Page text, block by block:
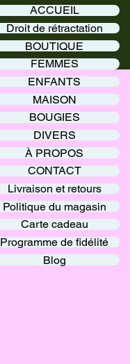
ACCUEIL
Droit de rétractation
BOUTIQUE
FEMMES
ENFANTS
MAISON
BOUGIES
DIVERS
À PROPOS
CONTACT
Livraison et retours
Politique du magasin
Carte cadeau
Programme de fidélité
Blog